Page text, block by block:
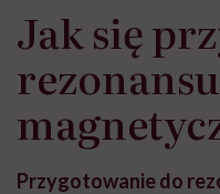
Jak się
rezonansu
Przygotowanie do